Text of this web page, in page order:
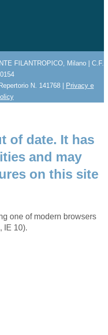
FILANTROPICO, Milano | C.F.
N. 141768 | Privacy e
of date. It has
and may
on this site
one of modern browsers
IE 10).